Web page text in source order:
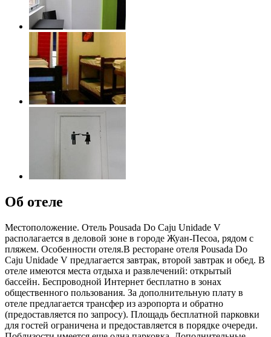
Об отеле
Местоположение. Отель Pousada Do Caju Unidade V
располагается в деловой зоне в городе Жуан-Песоа, рядом с
пляжем. Особенности отеля.В ресторане отеля Pousada Do
Caju Unidade V предлагается завтрак, второй завтрак и обед. В
отеле имеются места отдыха и развлечений: открытый
бассейн. Беспроводной Интернет бесплатно в зонах
общественного пользования. За дополнительную плату в
отеле предлагается трансфер из аэропорта и обратно
(предоставляется по запросу). Площадь бесплатной парковки
для гостей ограничена и предоставляется в порядке очереди.